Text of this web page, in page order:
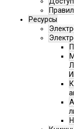
Ресурсы